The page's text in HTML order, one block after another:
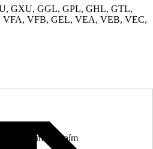
GXU, GGL, GPL, GHL, GTL,
VFB, GEL, VEA, VEB, VEC,
s bočním vedením